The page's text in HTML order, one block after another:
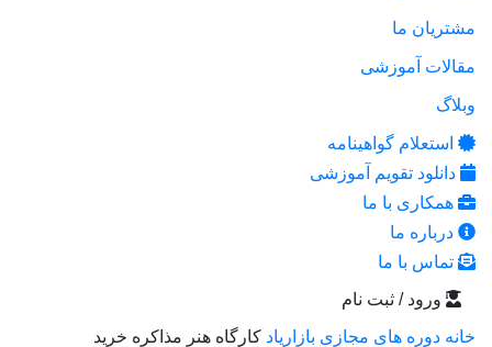
مشتریان ما
مقالات آموزشی
وبلاگ
استعلام گواهینامه
دانلود تقویم آموزشی
همکاری با ما
درباره ما
تماس با ما
ورود / ثبت نام
خانه دوره های مجازی بازاریاد کارگاه هنر مذاکره خرید